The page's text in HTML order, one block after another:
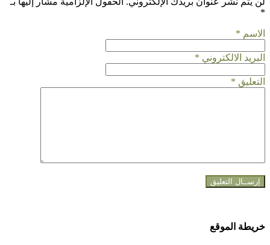
*
الاسم *
البريد الالكتروني *
التعليق *
خريطة الموقع